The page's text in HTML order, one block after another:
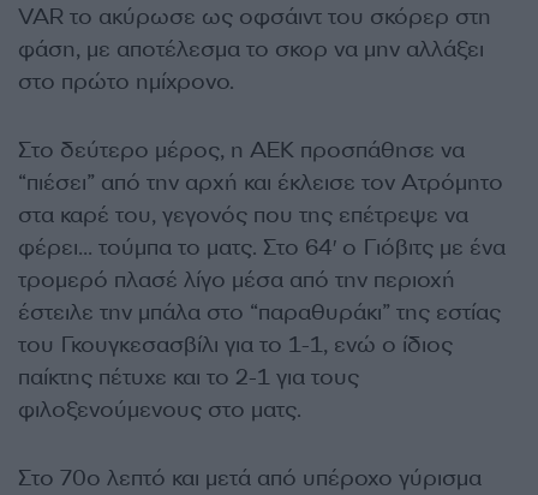
VAR το ακύρωσε ως οφσάιντ του σκόρερ στη
φάση, με αποτέλεσμα το σκορ να μην αλλάξει
στο πρώτο ημίχρονο.
Στο δεύτερο μέρος, η ΑΕΚ προσπάθησε να
“πιέσει” από την αρχή και έκλεισε τον Ατρόμητο
στα καρέ του, γεγονός που της επέτρεψε να
φέρει… τούμπα το ματς. Στο 64′ ο Γιόβιτς με ένα
τρομερό πλασέ λίγο μέσα από την περιοχή
έστειλε την μπάλα στο “παραθυράκι” της εστίας
του Γκουγκεσασβίλι για το 1-1, ενώ ο ίδιος
παίκτης πέτυχε και το 2-1 για τους
φιλοξενούμενους στο ματς.
Στο 70ο λεπτό και μετά από υπέροχο γύρισμα